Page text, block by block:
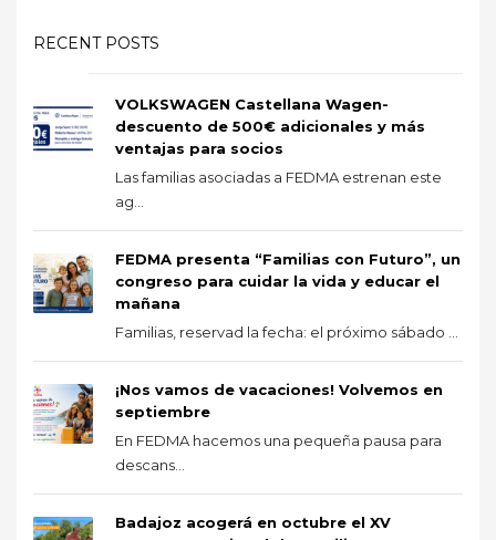
RECENT POSTS
VOLKSWAGEN Castellana Wagen-
descuento de 500€ adicionales y más
ventajas para socios
Las familias asociadas a FEDMA estrenan este
ag...
FEDMA presenta “Familias con Futuro”, un
congreso para cuidar la vida y educar el
mañana
Familias, reservad la fecha: el próximo sábado ...
¡Nos vamos de vacaciones! Volvemos en
septiembre
En FEDMA hacemos una pequeña pausa para
descans...
Badajoz acogerá en octubre el XV